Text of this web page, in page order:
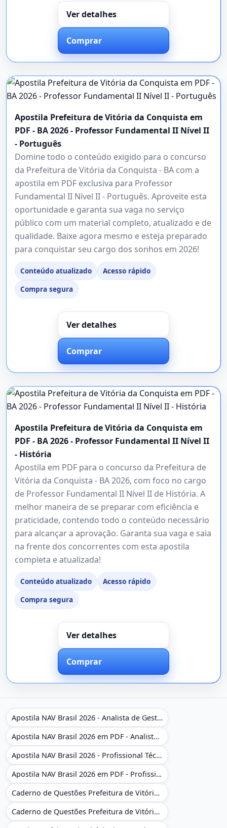
Ver detalhes
Comprar
Apostila Prefeitura de Vitória da Conquista em
PDF - BA 2026 - Professor Fundamental II Nível II
- Português
Domine todo o conteúdo exigido para o concurso
da Prefeitura de Vitória da Conquista - BA com a
apostila em PDF exclusiva para Professor
Fundamental II Nível II - Português. Aproveite esta
oportunidade e garanta sua vaga no serviço
público com um material completo, atualizado e de
qualidade. Baixe agora mesmo e esteja preparado
para conquistar seu cargo dos sonhos em 2026!
Conteúdo atualizado
Acesso rápido
Compra segura
Ver detalhes
Comprar
Apostila Prefeitura de Vitória da Conquista em
PDF - BA 2026 - Professor Fundamental II Nível II
- História
Apostila em PDF para o concurso da Prefeitura de
Vitória da Conquista - BA 2026, com foco no cargo
de Professor Fundamental II Nível II de História. A
melhor maneira de se preparar com eficiência e
praticidade, contendo todo o conteúdo necessário
para alcançar a aprovação. Garanta sua vaga e saia
na frente dos concorrentes com esta apostila
completa e atualizada!
Conteúdo atualizado
Acesso rápido
Compra segura
Ver detalhes
Comprar
Apostila NAV Brasil 2026 - Analista de Gestão
Apostila NAV Brasil 2026 em PDF - Analista de Gestão
Apostila NAV Brasil 2026 - Profissional Técnico de Navegação Aérea - Operador de Torre de Controle
Apostila NAV Brasil 2026 em PDF - Profissional Técnico de Navegação Aérea - Operador de Torre de Controle
Caderno de Questões Prefeitura de Vitória da Conquista - BA - Conhecimentos Gerais - 450 Questões Gabaritadas
Caderno de Questões Prefeitura de Vitória da Conquista em PDF - BA - Conhecimentos Gerais - 450 Questões Gabaritadas